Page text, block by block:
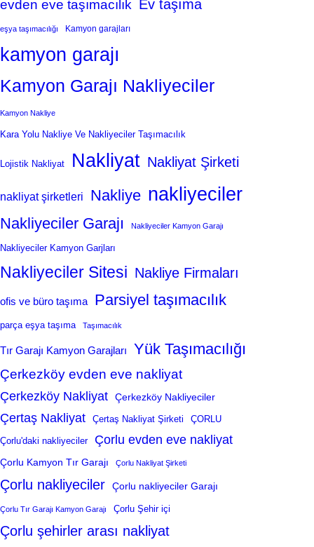
evden eve taşımacılık Ev taşıma
eşya taşımacılığı Kamyon garajları
kamyon garajı
Kamyon Garajı Nakliyeciler
Kamyon Nakliye
Kara Yolu Nakliye Ve Nakliyeciler Taşımacılık
Lojistik Nakliyat Nakliyat Nakliyat Şirketi
nakliyat şirketleri Nakliye nakliyeciler
Nakliyeciler Garajı Nakliyeciler Kamyon Garajı
Nakliyeciler Kamyon Garjları
Nakliyeciler Sitesi Nakliye Firmaları
ofis ve büro taşıma Parsiyel taşımacılık
parça eşya taşıma Taşımacılık
Tır Garajı Kamyon Garajları Yük Taşımacılığı
Çerkezköy evden eve nakliyat
Çerkezköy Nakliyat Çerkezköy Nakliyeciler
Çertaş Nakliyat Çertaş Nakliyat Şirketi ÇORLU
Çorlu'daki nakliyeciler Çorlu evden eve nakliyat
Çorlu Kamyon Tır Garajı Çorlu Nakliyat Şirketi
Çorlu nakliyeciler Çorlu nakliyeciler Garajı
Çorlu Tır Garajı Kamyon Garajı Çorlu Şehir içi
Çorlu şehirler arası nakliyat